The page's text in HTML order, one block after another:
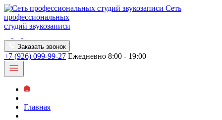
Сеть
профессиональных
студий звукозаписи
Заказать звонок
+7 (926) 099-99-27 Ежедневно 8:00 - 19:00
Главная